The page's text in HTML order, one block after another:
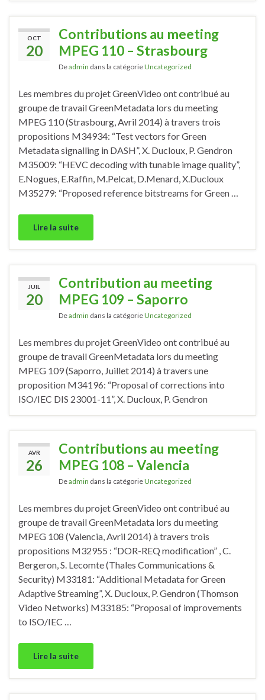
OCT
20
Contributions au meeting
MPEG 110 – Strasbourg
Deadmin dans la catégorieUncategorized
Les membres du projet GreenVideo ont contribué au
groupe de travail GreenMetadata lors du meeting
MPEG 110 (Strasbourg, Avril 2014) à travers trois
propositions M34934: “Test vectors for Green
Metadata signalling in DASH”, X. Ducloux, P. Gendron
M35009: “HEVC decoding with tunable image quality”,
E.Nogues, E.Raffin, M.Pelcat, D.Menard, X.Ducloux
M35279: “Proposed reference bitstreams for Green …
Lire la suite
JUIL
20
Contribution au meeting
MPEG 109 – Saporro
Deadmin dans la catégorieUncategorized
Les membres du projet GreenVideo ont contribué au
groupe de travail GreenMetadata lors du meeting
MPEG 109 (Saporro, Juillet 2014) à travers une
proposition M34196: “Proposal of corrections into
ISO/IEC DIS 23001-11”, X. Ducloux, P. Gendron
AVR
26
Contributions au meeting
MPEG 108 – Valencia
Deadmin dans la catégorieUncategorized
Les membres du projet GreenVideo ont contribué au
groupe de travail GreenMetadata lors du meeting
MPEG 108 (Valencia, Avril 2014) à travers trois
propositions M32955 : “DOR-REQ modification” , C.
Bergeron, S. Lecomte (Thales Communications &
Security) M33181: “Additional Metadata for Green
Adaptive Streaming”, X. Ducloux, P. Gendron (Thomson
Video Networks) M33185: “Proposal of improvements
to ISO/IEC …
Lire la suite